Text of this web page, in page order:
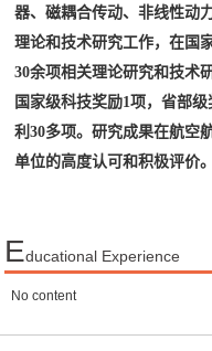
器、磁耦合传动、非线性动
理论和技术研究工作，在国
30余项相关理论研究和技术
国家级科技奖励1项，省部级
利30多项。研究成果在航空
单位的高度认可和积极评价。
Educational Experience
No content